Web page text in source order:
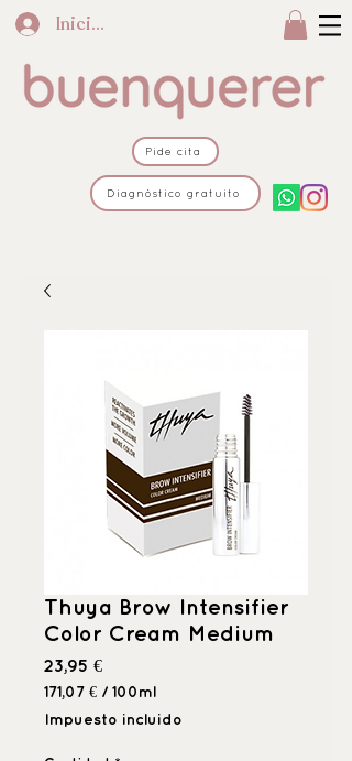
Iniciar sesión
Pide cita
Diagnóstico gratuito
Thuya Brow Intensifier
Color Cream Medium
23,95 €Precio
171,07 € / 100ml
171,07 €
por
Impuesto incluido